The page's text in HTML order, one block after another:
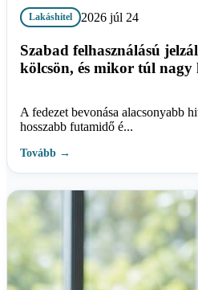
Lakáshitel 2026 júl 24
Szabad felhasználású
kölcsön, és mikor túl nagy
A fedezet bevonása alacsonyabb
hosszabb futamidő é...
Tovább →